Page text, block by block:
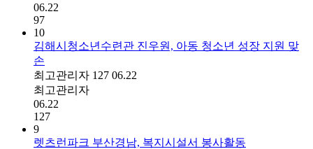
06.22
97
10
김해시청소년수련관 진우원, 아동 청소년 성장 지원 맞
손
최고관리자 127 06.22
최고관리자
06.22
127
9
렛츠런파크 부산경남, 복지시설서 봉사활동